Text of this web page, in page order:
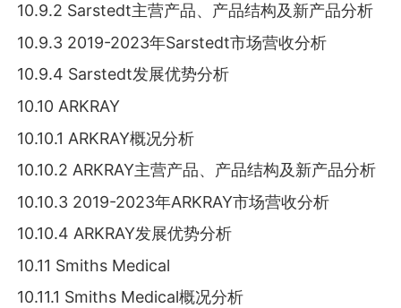
10.9.2 Sarstedt主营产品、产品结构及新产品分析
10.9.3 2019-2023年Sarstedt市场营收分析
10.9.4 Sarstedt发展优势分析
10.10 ARKRAY
10.10.1 ARKRAY概况分析
10.10.2 ARKRAY主营产品、产品结构及新产品分析
10.10.3 2019-2023年ARKRAY市场营收分析
10.10.4 ARKRAY发展优势分析
10.11 Smiths Medical
10.11.1 Smiths Medical概况分析